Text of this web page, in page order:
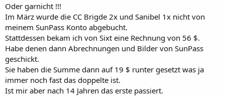
Oder garnicht !!!
Im März wurde die CC Brigde 2x und Sanibel 1x nicht von
meinem SunPass Konto abgebucht.
Stattdessen bekam ich von Sixt eine Rechnung von 56 $.
Habe denen dann Abrechnungen und Bilder von SunPass
geschickt.
Sie haben die Summe dann auf 19 $ runter gesetzt was ja
immer noch fast das doppelte ist.
Ist mir aber nach 14 Jahren das erste passiert.